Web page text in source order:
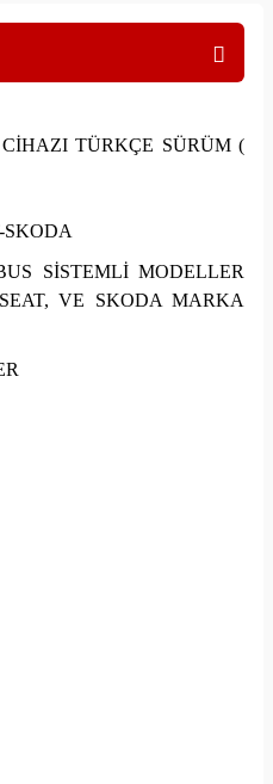
TÜRKÇE SÜRÜM (
SKODA
SİSTEMLİ MODELLER
VE SKODA MARKA